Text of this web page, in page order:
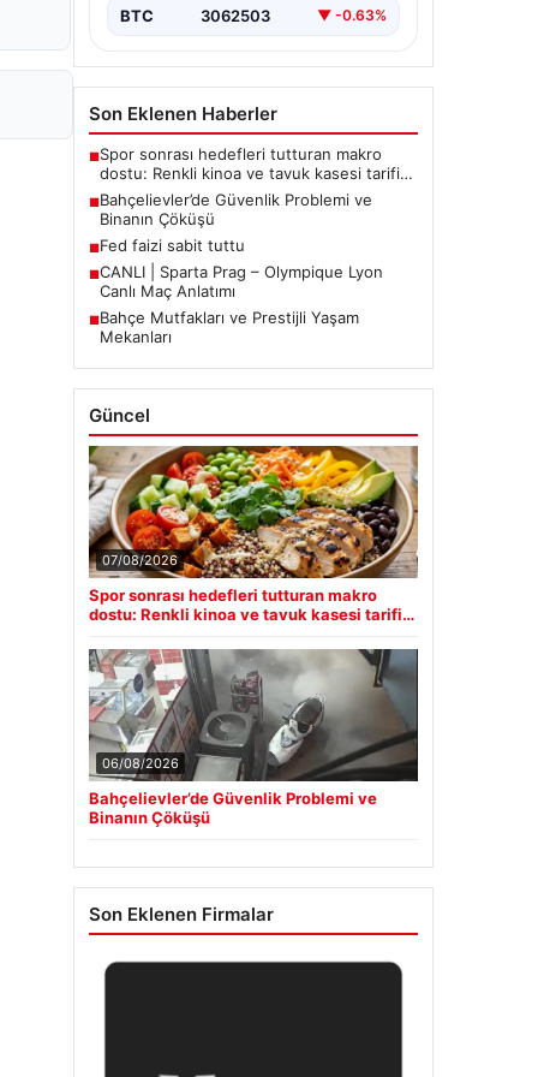
BTC 3062503 ▼ -0.63%
Son Eklenen Haberler
■Spor sonrası hedefleri tutturan makro
dostu: Renkli kinoa ve tavuk kasesi tarifi…
■Bahçelievler’de Güvenlik Problemi ve
Binanın Çöküşü
■Fed faizi sabit tuttu
■CANLI | Sparta Prag – Olympique Lyon
Canlı Maç Anlatımı
■Bahçe Mutfakları ve Prestijli Yaşam
Mekanları
Güncel
07/08/2026
Spor sonrası hedefleri tutturan makro
dostu: Renkli kinoa ve tavuk kasesi tarifi…
06/08/2026
Bahçelievler’de Güvenlik Problemi ve
Binanın Çöküşü
Son Eklenen Firmalar